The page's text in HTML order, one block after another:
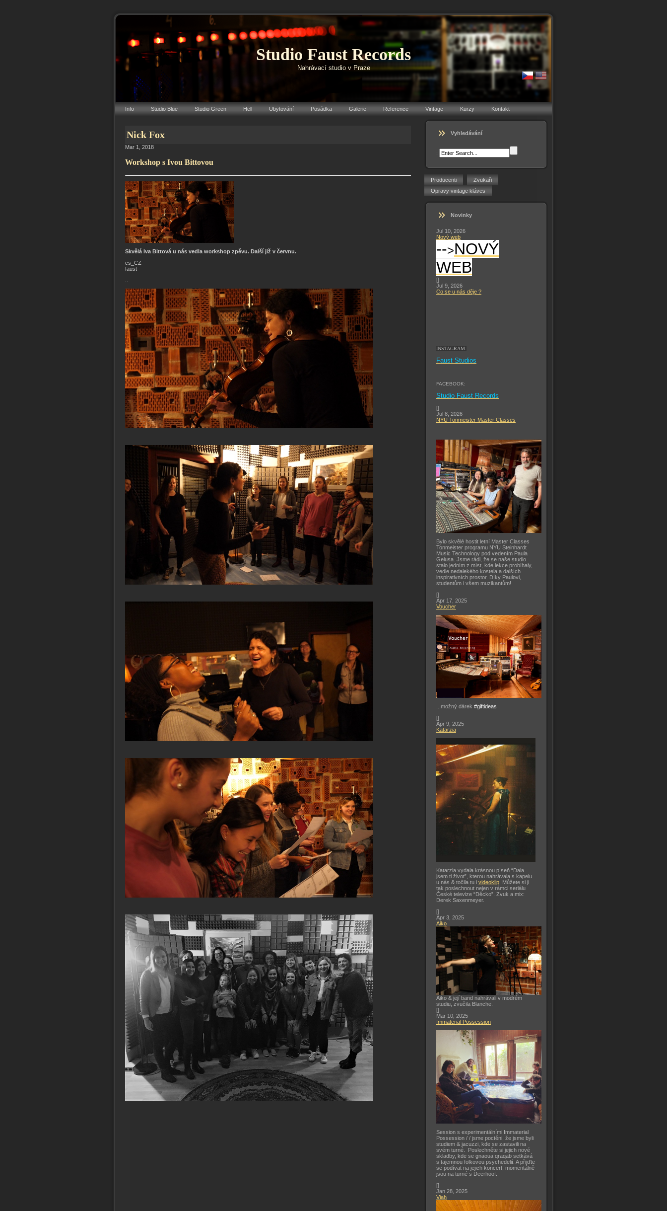
Studio Faust Records
Nahrávací studio v Praze
Info Studio Blue Studio Green Hell Ubytování Posádka Galerie Reference Vintage Kurzy Kontakt
Nick Fox
Mar 1, 2018
Workshop s Ivou Bittovou
Skvělá Iva Bittová u nás vedla workshop zpěvu. Další již v červnu.
cs_CZ
faust
Vyhledávání
:
Producenti
Zvukaři
Opravy vintage kláves
Novinky
Jul 10, 2026
Nový web
-->NOVÝ
WEB
[]
Jul 9, 2026
Co se u nás děje ?
INSTAGRAM:
Faust Studios
FACEBOOK:
Studio Faust Records
[]
Jul 8, 2026
NYU Tonmeister Master Classes
Bylo skvělé hostit letní Master Classes
Tonmeister programu NYU Steinhardt
Music Technology pod vedením Paula
Gelusa. Jsme rádi, že se naše studio
stalo jedním z míst, kde lekce probíhaly,
vedle nedalekého kostela a dalších
inspirativních prostor. Díky Paulovi,
studentům i všem muzikantům!
[]
Apr 17, 2025
Voucher
...možný dárek #giftideas
[]
Apr 9, 2025
Katarzia
Katarzia vydala krásnou píseň “Dala
jsem ti život”, kterou nahrávala s kapelu
u nás & točila tu i videoklip . Můžete si ji
tak poslechnout nejen v rámci seriálu
České televize “Děcko”. Zvuk a mix:
Derek Saxenmeyer.
[]
Apr 3, 2025
Aiko
Aiko & její band nahrávali v modrém
studiu, zvučila Blanche.
[]
Mar 10, 2025
Immaterial Possession
Session s experimentálními Immaterial
Possession / / jsme poctěni, že jsme byli
studiem & jacuzzi, kde se zastavili na
svém turné. Poslechněte si jejich nové
skladby, kde se gnaoua qraqab setkává
s tajemnou folkovou psychedelií. A přijďte
se podívat na jejich koncert, momentálně
jsou na turné s Deerhoof.
[]
Jan 28, 2025
Viah